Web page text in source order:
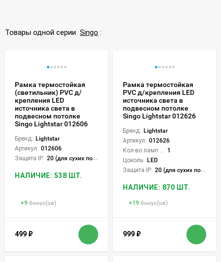
Товары одной серии Singo :
Рамка термостойкая
(светильник) PVC д/
крепления LED
источника света в
подвесном потолке
Singo Lightstar 012606
Бренд: Lightstar
Артикул: 012606
Защита IP: 20 (для сухих пом.)
НАЛИЧИЕ: 538 ШТ.
+9 бонус(ов)
499 ₽
Рамка термостойкая
PVC д/крепления LED
источника света в
подвесном потолке
Singo Lightstar 012626
Бренд: Lightstar
Артикул: 012626
1
Цоколь: LED
Защита IP: 20 (для сухих пом.)
НАЛИЧИЕ: 870 ШТ.
+19 бонус(ов)
999 ₽